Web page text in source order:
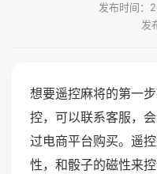
发布时间：
发
想要遥控麻将的第一
控，可以联系客服，
过电商平台购买。遥
性，和骰子的磁性来